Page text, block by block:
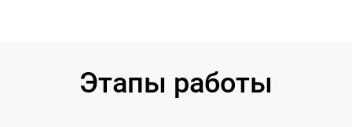
Этапы работы